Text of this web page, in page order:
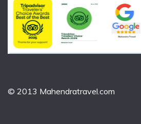
© 2013 Mahendratravel.com